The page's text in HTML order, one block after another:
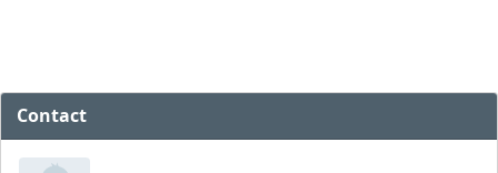
Contact